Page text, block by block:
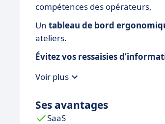
compétences des opérateurs,
Un tableau de bord
ateliers.
Évitez vos ressaisies
Voir plus
Ses avantages
SaaS